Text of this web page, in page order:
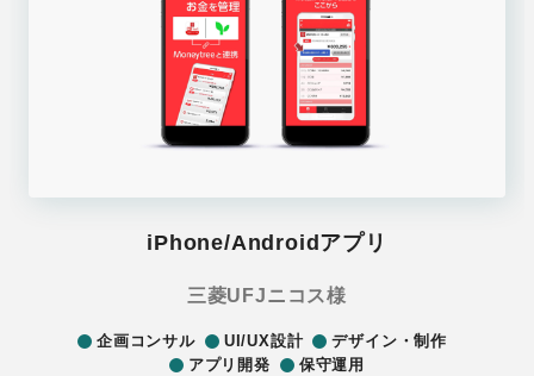
iPhone/Androidアプリ
三菱UFJニコス様
企画コンサル UI/UX設計
デザイン・制作
アプリ開発
保守運用